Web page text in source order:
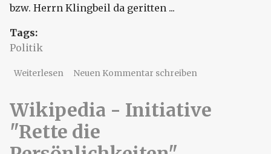
bzw. Herrn Klingbeil da geritten ...
Tags:
Politik
Weiterlesen über SPD-Idee: Ehegattensplitting abschaffen
Neuen Kommentar schreiben
Wikipedia - Initiative
"Rette die